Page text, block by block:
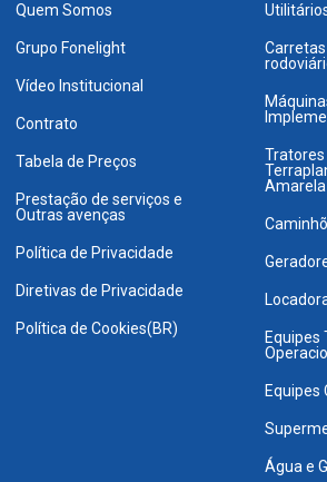
Quem Somos
Grupo Fonelight
Vídeo Institucional
Contrato
Tabela de Preços
Prestação de serviços e
Outras avenças
Política de Privacidade
Diretivas de Privacidade
Política de Cookies(BR)
Tratores
Amarela
Equipes
Equipes
Água e